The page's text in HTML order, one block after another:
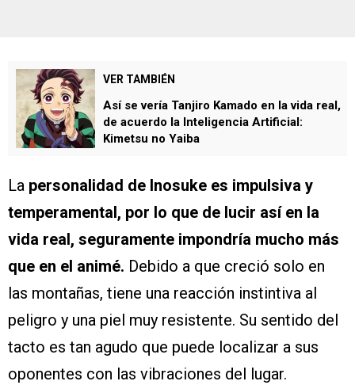
VER TAMBIÉN
Así se vería Tanjiro Kamado en la vida real,
de acuerdo la Inteligencia Artificial:
Kimetsu no Yaiba
La personalidad de Inosuke es impulsiva y
temperamental, por lo que de lucir así en la
vida real, seguramente impondría mucho más
que en el animé. Debido a que creció solo en
las montañas, tiene una reacción instintiva al
peligro y una piel muy resistente. Su sentido del
tacto es tan agudo que puede localizar a sus
oponentes con las vibraciones del lugar.